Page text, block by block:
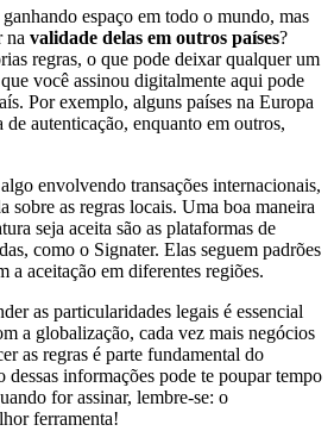
espaço em todo o mundo, mas
na validade delas em outros países?
regras, o que pode deixar qualquer um
você assinou digitalmente aqui pode
Por exemplo, alguns países na Europa
de autenticação, enquanto em outros,
envolvendo transações internacionais,
sobre as regras locais. Uma boa maneira
seja aceita são as plataformas de
como o Signater. Elas seguem padrões
a aceitação em diferentes regiões.
as particularidades legais é essencial
a globalização, cada vez mais negócios
as regras é parte fundamental do
dessas informações pode te poupar tempo
for assinar, lembre-se: o
ferramenta!